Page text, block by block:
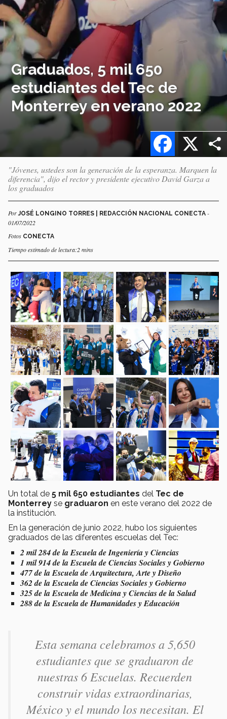
Graduados, 5 mil 650
estudiantes del Tec de
Monterrey en verano 2022
X
Facebook
"Jóvenes, ustedes son la generación de la esperanza. Marquen la
diferencia", dijo el rector y presidente ejecutivo David Garza a
los graduados
PorJOSÉ LONGINO TORRES | REDACCIÓN NACIONAL CONECTA -
01/07/2022
Fotos CONECTA
Tiempo estimado de lectura:2 mins
Un total de 5 mil 650 estudiantes del Tec de
Monterrey se graduaron en este verano del 2022 de
la institución.
En la generación de junio 2022, hubo los siguientes
graduados de las diferentes escuelas del Tec:
2 mil 284 de la Escuela de Ingeniería y Ciencias
1 mil 914 de la Escuela de Ciencias Sociales y Gobierno
477 de la Escuela de Arquitectura, Arte y Diseño
362 de la Escuela de Ciencias Sociales y Gobierno
325 de la Escuela de Medicina y Ciencias de la Salud
288 de la Escuela de Humanidades y Educación
Esta semana celebramos a 5,650
estudiantes que se graduaron de
nuestras 6 Escuelas. Recuerden
construir vidas extraordinarias,
México y el mundo los necesitan. El